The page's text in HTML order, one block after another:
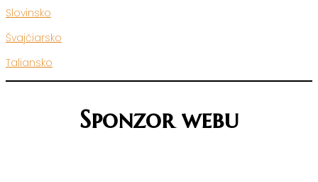
Slovinsko
Švajčiarsko
Taliansko
Sponzor webu